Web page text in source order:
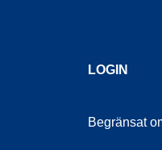
LOGIN
Begränsat